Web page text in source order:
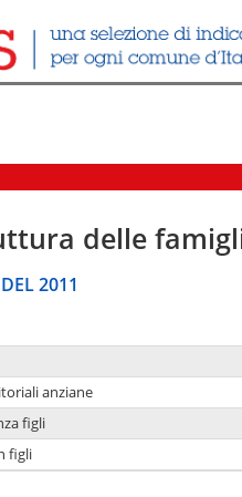
delle
2011
anziane
figli
figli